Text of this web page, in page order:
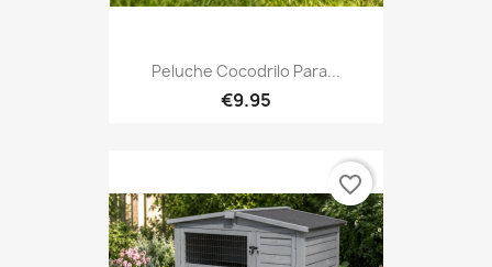
Peluche Cocodrilo Para...
€9.95
favorite_border